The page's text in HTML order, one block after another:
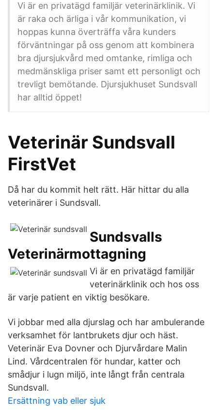
Vi är en privatägd familjär veterinärklinik. Vi
är raka och ärliga i vår kommunikation, vi
hoppas kunna överträffa våra kunders
förväntningar på oss genom att kombinera
bra djursjukvård med omtanke, rimliga och
medmänskliga priser samt ett personligt och
trevligt bemötande. Djursjukhuset Sundsvall
har alltid öppet!
Veterinär Sundsvall
FirstVet
Då har du kommit helt rätt. Här hittar du alla
veterinärer i Sundsvall.
Sundsvalls
Veterinärmottagning
Vi är en privatägd familjär
veterinärklinik och hos oss
är varje patient en viktig besökare.
Vi jobbar med alla djurslag och har ambulerande
verksamhet för lantbrukets djur och häst.
Veterinär Eva Dovner och Djurvårdare Malin
Lind. Vårdcentralen för hundar, katter och
smådjur i lugn miljö, inte långt från centrala
Sundsvall.
Ersättning vab eller sjuk